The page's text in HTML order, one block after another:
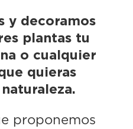
y decoramos
plantas tu
o cualquier
quieras
proponemos